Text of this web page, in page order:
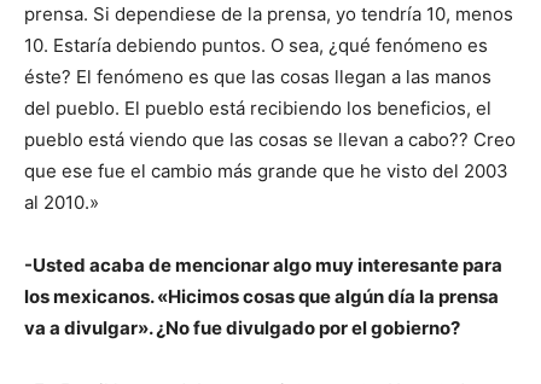
prensa. Si dependiese de la prensa, yo tendría 10, menos
10. Estaría debiendo puntos. O sea, ¿qué fenómeno es
éste? El fenómeno es que las cosas llegan a las manos
del pueblo. El pueblo está recibiendo los beneficios, el
pueblo está viendo que las cosas se llevan a cabo?? Creo
que ese fue el cambio más grande que he visto del 2003
al 2010.»
-Usted acaba de mencionar algo muy interesante para
los mexicanos. «Hicimos cosas que algún día la prensa
va a divulgar». ¿No fue divulgado por el gobierno?